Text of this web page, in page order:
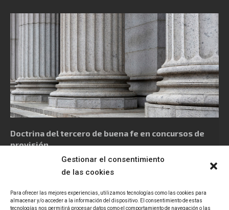
Gestionar el consentimiento
de las cookies
Para ofrecer las mejores experiencias, utilizamos tecnologías como las cookies para
almacenar y/o acceder a la información del dispositivo. El consentimiento de estas
tecnologías nos permitirá procesar datos como el comportamiento de navegación o las
Doctrina del tercero de buena fe en concursos de
provisión